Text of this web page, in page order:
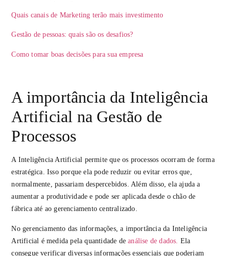
Quais canais de Marketing terão mais investimento
Gestão de pessoas: quais são os desafios?
Como tomar boas decisões para sua empresa
A importância da Inteligência
Artificial na Gestão de
Processos
A Inteligência Artificial permite que os processos ocorram de forma
estratégica. Isso porque ela pode reduzir ou evitar erros que,
normalmente, passariam despercebidos. Além disso, ela ajuda a
aumentar a produtividade e pode ser aplicada desde o chão de
fábrica até ao gerenciamento centralizado.
No gerenciamento das informações, a importância da Inteligência
Artificial é medida pela quantidade de análise de dados. Ela
consegue verificar diversas informações essenciais que poderiam